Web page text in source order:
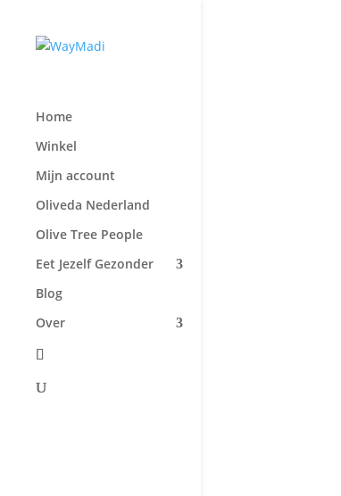
Home
Winkel
Mijn account
Oliveda Nederland
Olive Tree People
Eet Jezelf Gezonder
Blog
Over